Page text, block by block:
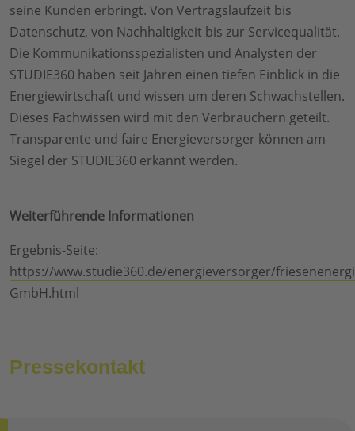
seine Kunden erbringt. Von Vertragslaufzeit bis
Datenschutz, von Nachhaltigkeit bis zur Servicequalität.
Die Kommunikationsspezialisten und Analysten der
STUDIE360 haben seit Jahren einen tiefen Einblick in die
Energiewirtschaft und wissen um deren Schwachstellen.
Dieses Fachwissen wird mit den Verbrauchern geteilt.
Transparente und faire Energieversorger können am
Siegel der STUDIE360 erkannt werden.
Weiterführende Informationen
Ergebnis-Seite:
https://www.studie360.de/energieversorger/
GmbH.html
Pressekontakt